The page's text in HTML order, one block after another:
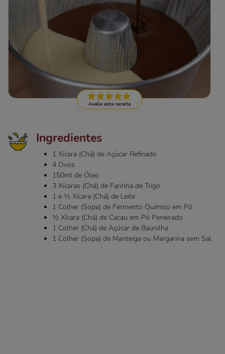
Avalie esta receita
Ingredientes
1 Xícara (Chá) de Açúcar Refinado
4 Ovos
150ml de Óleo
3 Xícaras (Chá) de Farinha de Trigo
1 e ½ Xícara (Chá) de Leite
1 Colher (Sopa) de Fermento Químico em Pó
½ Xícara (Chá) de Cacau em Pó Peneirado
1 Colher (Chá) de Açúcar de Baunilha
1 Colher (Sopa) de Manteiga ou Margarina sem Sal